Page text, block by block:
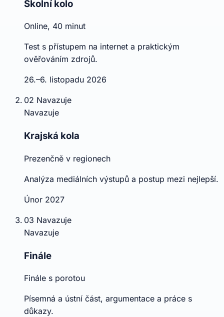
Školní kolo
Online, 40 minut
Test s přístupem na internet a praktickým
ověřováním zdrojů.
26.–6. listopadu 2026
02 Navazuje
Navazuje
Krajská kola
Prezenčně v regionech
Analýza mediálních výstupů a postup mezi nejlepší.
Únor 2027
03 Navazuje
Navazuje
Finále
Finále s porotou
Písemná a ústní část, argumentace a práce s
důkazy.